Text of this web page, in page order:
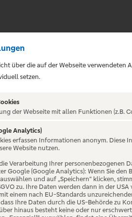
über die auf der Webseite verwendeten
setzen.
der Webseite mit allen Funktionen (z.B.
Analytics)
erfassen Informationen anonym. Diese
Website nutzen.
Verarbeitung Ihrer personenbezogenen
Google (Google Analytics): Wenn Sie den
und auf „Speichern“ klicken,
zu. Ihre Daten werden dann in der
einem nach EU-Standards
Ihre Daten durch die US-Behörde zu
hinaus besteht keine oder nur